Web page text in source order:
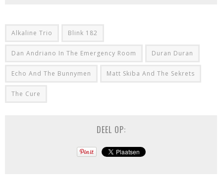
Alkaline Trio Blink 182
Dan Andriano In The Emergency Room Duran Duran
Echo And The Bunnymen Matt Skiba And The Sekrets
The Cure
DEEL OP: